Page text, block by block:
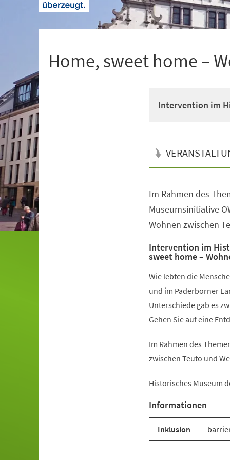
Home, sweet home –
Intervention im
Im Rahmen des
Museumsinitiative
Wohnen zwischen
Intervention im
sweet home –
Wie lebten die
und im Paderborner
Unterschiede gab es
Gehen Sie auf eine
Im Rahmen des
zwischen Teuto und
Historisches Museum
Informationen
Inklusion